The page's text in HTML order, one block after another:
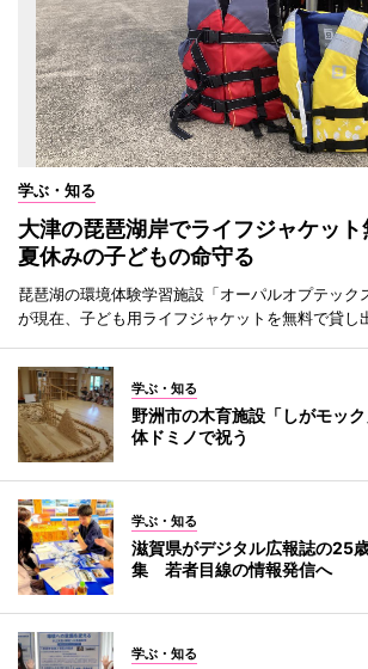
学ぶ・知る
大津の琵琶湖岸でライフジャケッ
夏休みの子どもの命守る
琵琶湖の環境体験学習施設「オーパルオプテック
が現在、子ども用ライフジャケットを無料で貸し
学ぶ・知る
野洲市の木育施設「しがモッ
体ドミノで祝う
学ぶ・知る
滋賀県がデジタル広報誌の25
集 若者目線の情報発信へ
学ぶ・知る